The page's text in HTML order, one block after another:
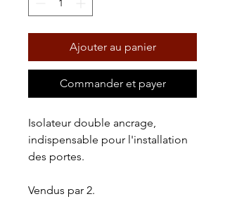
Ajouter au panier
Commander et payer
Isolateur double ancrage,
indispensable pour l'installation
des portes.
Vendus par 2.